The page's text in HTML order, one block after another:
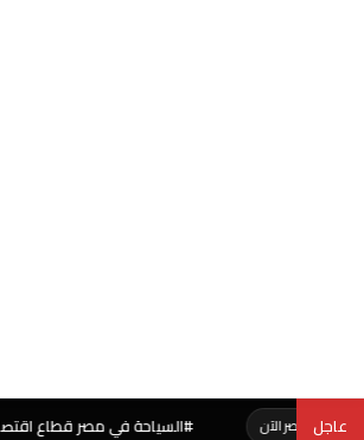
عاجل
مصر الآن #السياحة في مصر قطاع اقتصادي